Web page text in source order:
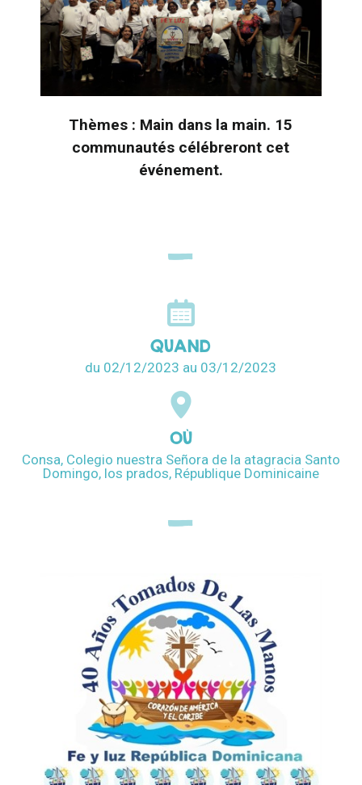
Thèmes : Main dans la main. 15
communautés célébreront cet
événement.
QUAND
du 02/12/2023 au 03/12/2023
OÙ
Consa, Colegio nuestra Señora de la atagracia Santo
Domingo, los prados, République Dominicaine